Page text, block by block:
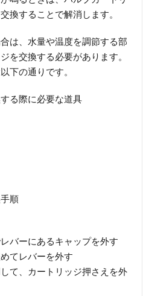
換することで解消します。
は、水量や温度を調節する部
を交換する必要があります。
下の通りです。
る際に必要な道具
順
バーにあるキャップを外す
てレバーを外す
て、カートリッジ押さえを外